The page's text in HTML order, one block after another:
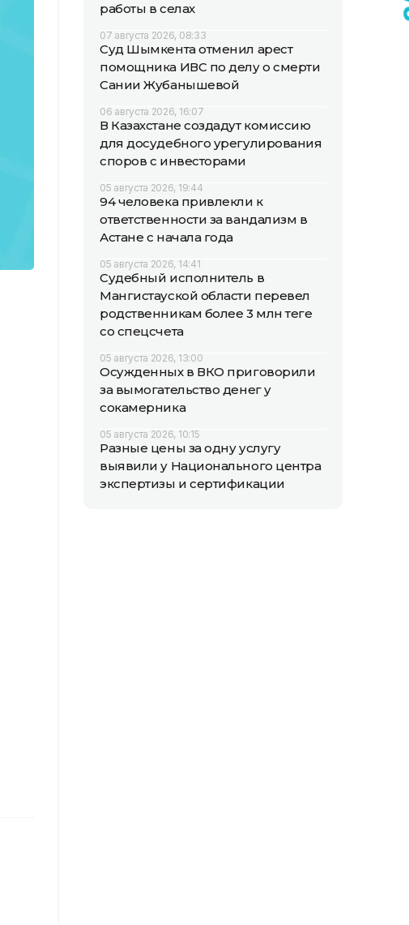
работы в селах
07 августа 2026, 08:33
Суд Шымкента отменил арест
помощника ИВС по делу о смерти
Сании Жубанышевой
06 августа 2026, 16:07
В Казахстане создадут комиссию
для досудебного урегулирования
споров с инвесторами
05 августа 2026, 19:44
94 человека привлекли к
ответственности за вандализм в
Астане с начала года
05 августа 2026, 14:41
Судебный исполнитель в
Мангистауской области перевел
родственникам более 3 млн теңге
со спецсчета
05 августа 2026, 13:00
Осужденных в ВКО приговорили
за вымогательство денег у
сокамерника
05 августа 2026, 10:15
Разные цены за одну услугу
выявили у Национального центра
экспертизы и сертификации